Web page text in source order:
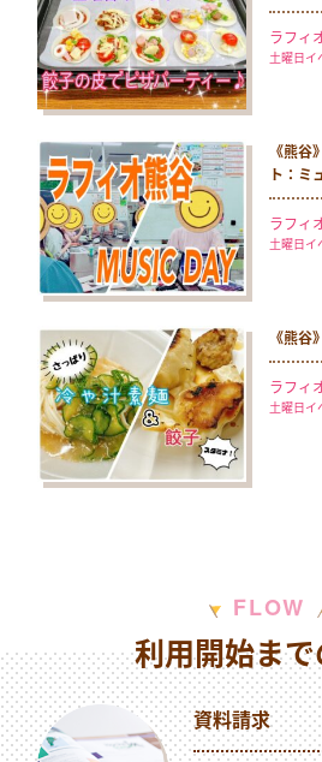
ラフィ
土曜日イ
《熊谷》
ト：ミ
ラフィ
土曜日イ
《熊谷
ラフィ
土曜日イ
FLOW
利用開始ま
資料請求